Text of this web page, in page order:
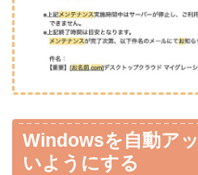
Windowsを自動ア
いようにする